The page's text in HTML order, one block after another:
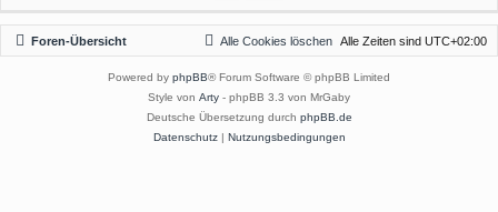
Foren-Übersicht Alle Zeiten sind UTC+02:00
Alle Cookies löschen
Powered by phpBB® Forum Software © phpBB Limited
Style von Arty - phpBB 3.3 von MrGaby
Deutsche Übersetzung durch phpBB.de
Datenschutz| Nutzungsbedingungen